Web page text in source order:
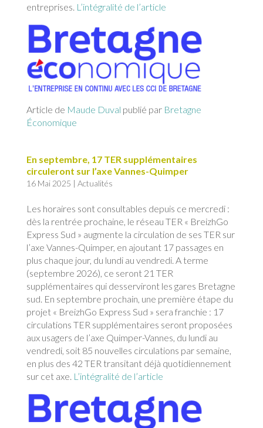
entreprises. L’intégralité de l’article
Article de Maude Duval publié par Bretagne
Économique
En septembre, 17 TER supplémentaires
circuleront sur l’axe Vannes-Quimper
16 Mai 2025 | Actualités
Les horaires sont consultables depuis ce mercredi :
dès la rentrée prochaine, le réseau TER « BreizhGo
Express Sud » augmente la circulation de ses TER sur
l’axe Vannes-Quimper, en ajoutant 17 passages en
plus chaque jour, du lundi au vendredi. A terme
(septembre 2026), ce seront 21 TER
supplémentaires qui desserviront les gares Bretagne
sud. En septembre prochain, une première étape du
projet « BreizhGo Express Sud » sera franchie : 17
circulations TER supplémentaires seront proposées
aux usagers de l’axe Quimper-Vannes, du lundi au
vendredi, soit 85 nouvelles circulations par semaine,
en plus des 42 TER transitant déjà quotidiennement
sur cet axe. L’intégralité de l’article